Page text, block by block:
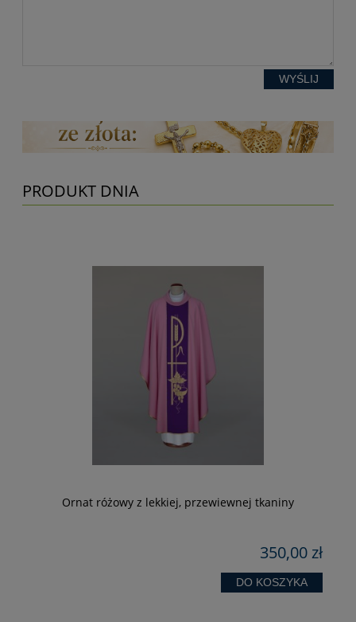
WYŚLIJ
PRODUKT DNIA
Ornat różowy z lekkiej, przewiewnej tkaniny
350,00 zł
DO KOSZYKA